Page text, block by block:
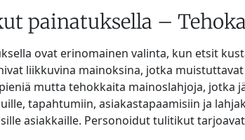
painatuksella –
ovat erinomainen valinta, kun etsit
liikkuvina mainoksina, jotka
mutta tehokkaita mainoslahjoja,
tapahtumiin, asiakastapaamisiin ja
asiakkaille. Personoidut tulitikut